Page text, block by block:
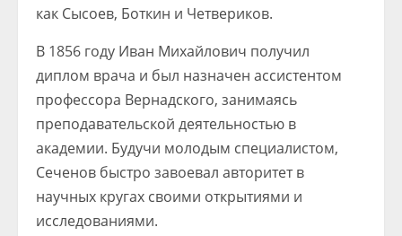
как Сысоев, Боткин и Четвериков.
В 1856 году Иван Михайлович получил
диплом врача и был назначен ассистентом
профессора Вернадского, занимаясь
преподавательской деятельностью в
академии. Будучи молодым специалистом,
Сеченов быстро завоевал авторитет в
научных кругах своими открытиями и
исследованиями.